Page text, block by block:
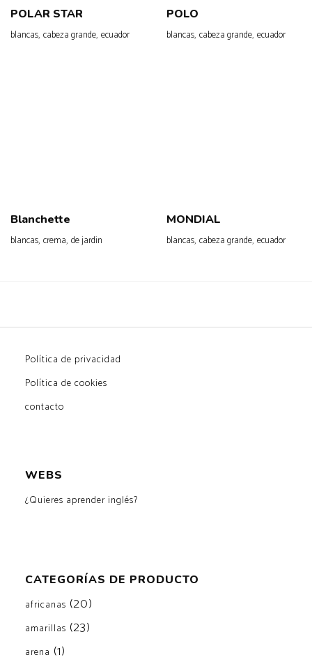
POLAR STAR
blancas, cabeza grande, ecuador
POLO
blancas, cabeza grande, ecuador
Blanchette
blancas, crema, de jardin
MONDIAL
blancas, cabeza grande, ecuador
Política de privacidad
Política de cookies
contacto
WEBS
¿Quieres aprender inglés?
CATEGORÍAS DE PRODUCTO
africanas (20)
amarillas (23)
arena (1)